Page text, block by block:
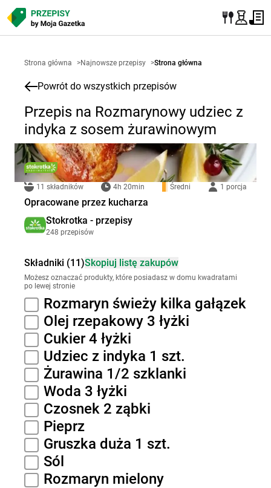
Strona główna >Najnowsze przepisy >Strona główna
Powrót do wszystkich przepisów
Przepis na Rozmarynowy udziec z
indyka z sosem żurawinowym
11 składników 4h 20min Średni 1 porcja
Opracowane przez kucharza
Stokrotka - przepisy
248 przepisów
Składniki (11)Skopiuj listę zakupów
Możesz oznaczać produkty, które posiadasz w domu kwadratami
po lewej stronie
Rozmaryn świeży kilka gałązek
Olej rzepakowy 3 łyżki
Cukier 4 łyżki
Udziec z indyka 1 szt.
Żurawina 1/2 szklanki
Woda 3 łyżki
Czosnek 2 ząbki
Pieprz
Gruszka duża 1 szt.
Sól
Rozmaryn mielony